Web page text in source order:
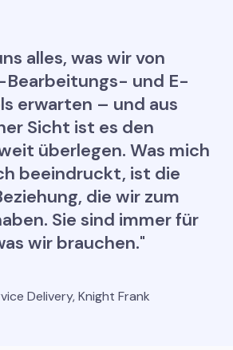
alles, was wir von
Bearbeitungs- und E-
erwarten – und aus
Sicht ist es den
überlegen. Was mich
beeindruckt, ist die
die wir zum
Sie sind immer für
wir brauchen."
Delivery, Knight Frank